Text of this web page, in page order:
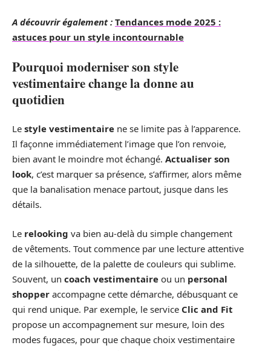
A découvrir également : Tendances mode 2025 :
astuces pour un style incontournable
Pourquoi moderniser son style
vestimentaire change la donne au
quotidien
Le style vestimentaire ne se limite pas à l’apparence.
Il façonne immédiatement l’image que l’on renvoie,
bien avant le moindre mot échangé. Actualiser son
look, c’est marquer sa présence, s’affirmer, alors même
que la banalisation menace partout, jusque dans les
détails.
Le relooking va bien au-delà du simple changement
de vêtements. Tout commence par une lecture attentive
de la silhouette, de la palette de couleurs qui sublime.
Souvent, un coach vestimentaire ou un personal
shopper accompagne cette démarche, débusquant ce
qui rend unique. Par exemple, le service Clic and Fit
propose un accompagnement sur mesure, loin des
modes fugaces, pour que chaque choix vestimentaire